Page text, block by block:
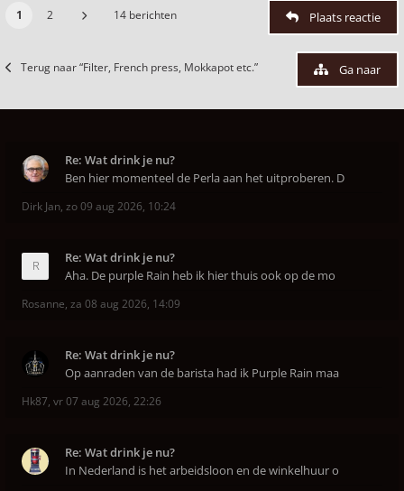
1 2 14 berichten Plaats reactie
Terug naar “Filter, French press, Mokkapot etc.” Ga naar
Re: Wat drink je nu?
Ben hier momenteel de Perla aan het uitproberen. D
Dirk Jan, zo 09 aug 2026, 10:24
Re: Wat drink je nu?
Aha. De purple Rain heb ik hier thuis ook op de mo
Rosanne, za 08 aug 2026, 14:09
Re: Wat drink je nu?
Op aanraden van de barista had ik Purple Rain maa
Hk87, vr 07 aug 2026, 22:26
Re: Wat drink je nu?
In Nederland is het arbeidsloon en de winkelhuur o